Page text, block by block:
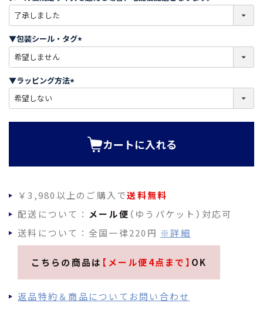
)
必
)
▼包装シール・タグ
必
)
▼ラッピング方法
必
カートに入れる
￥3,980以上のご購入で送料無料
配送について： メール便 （ゆうパケット）対応可
送料について：全国一律220円 ※詳細
こちらの商品は 【メール便4点まで】 OK
返品特約＆商品についてお問い合わせ